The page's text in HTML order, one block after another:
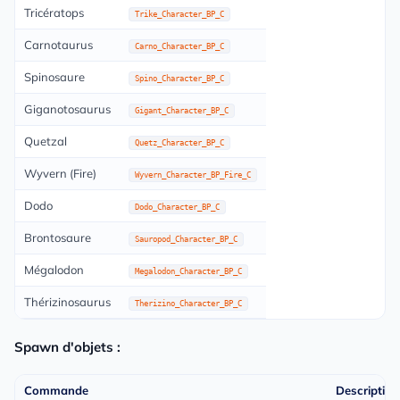
Tricératops Trike_Character_BP_C
Carnotaurus Carno_Character_BP_C
Spinosaure Spino_Character_BP_C
Giganotosaurus Gigant_Character_BP_C
Quetzal Quetz_Character_BP_C
Wyvern (Fire) Wyvern_Character_BP_Fire_C
Dodo Dodo_Character_BP_C
Brontosaure Sauropod_Character_BP_C
Mégalodon Megalodon_Character_BP_C
Thérizinosaurus Therizino_Character_BP_C
Spawn d'objets :
Commande Description